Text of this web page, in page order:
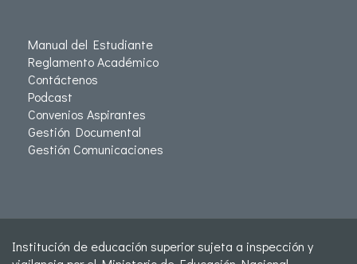
Manual del Estudiante
Reglamento Académico
Contáctenos
Podcast
Convenios Aspirantes
Gestión Documental
Gestión Comunicaciones
Institución de educación superior sujeta a inspección y